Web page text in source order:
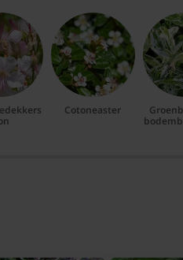
Cotoneaster